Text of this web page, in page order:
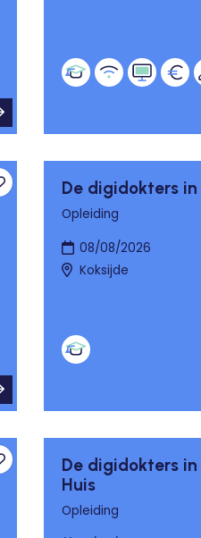
aan favorieten
De digidokters
Opleiding
08/08/2026
Koksijde
aan favorieten
De digidokters in
Huis
Opleiding